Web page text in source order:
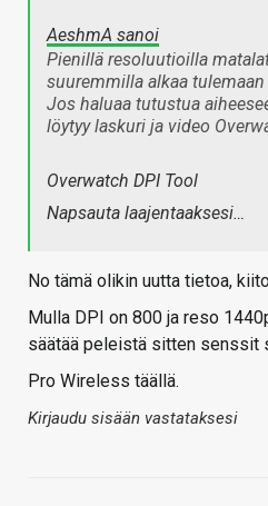
AeshmA sanoi
Pienillä resoluutioilla
suuremmilla alkaa
Jos haluaa tutustua
löytyy laskuri ja video
Overwatch DPI Tool
Napsauta laajentaaksesi…
No tämä olikin uutta tietoa,
Mulla DPI on 800 ja reso
säätää peleistä sitten senssit
Pro Wireless täällä.
Kirjaudu sisään vastataksesi